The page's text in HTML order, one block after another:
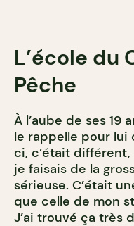
L’école du
Pêche
À l’aube de ses 19
le rappelle pour lui
ci, c’était
je faisais de la
sérieuse. C’était
que celle de mon
J’ai trouvé ça très